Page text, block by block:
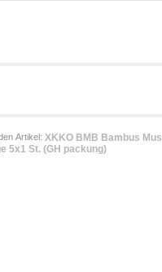
Artikel: XKKO BMB Bambus
5x1 St. (GH packung)